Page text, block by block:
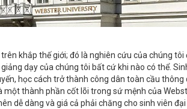
khắp thế giới; đó là nghiên cứu của chúng
dạy của chúng tôi bất cứ khi nào có thể.
học cách trở thành công dân toàn cầu
thành phần cốt lõi trong sứ mệnh của
dễ dàng và giá cả phải chăng cho sinh viên đại